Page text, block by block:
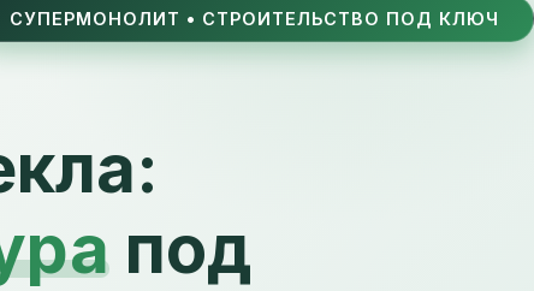
СУПЕРМОНОЛИТ • СТРОИТЕЛЬСТВО ПОД КЛЮЧ
под